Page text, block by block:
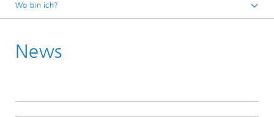
Wo bin ich?
News